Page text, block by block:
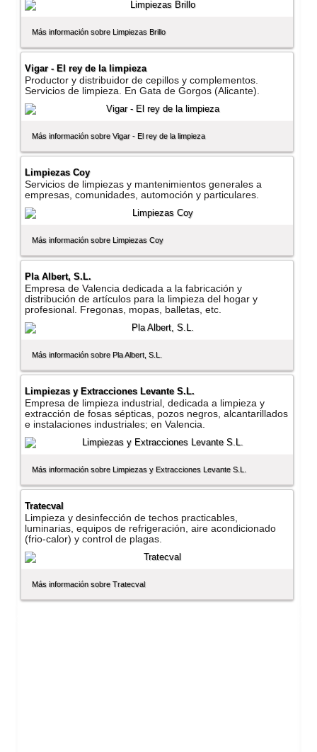
Más información sobre Limpiezas Brillo
Vigar - El rey de la limpieza
Productor y distribuidor de cepillos y complementos.
Servicios de limpieza. En Gata de Gorgos (Alicante).
Más información sobre Vigar - El rey de la limpieza
Limpiezas Coy
Servicios de limpiezas y mantenimientos generales a
empresas, comunidades, automoción y particulares.
Más información sobre Limpiezas Coy
Pla Albert, S.L.
Empresa de Valencia dedicada a la fabricación y
distribución de artí­culos para la limpieza del hogar y
profesional. Fregonas, mopas, balletas, etc.
Más información sobre Pla Albert, S.L.
Limpiezas y Extracciones Levante S.L.
Empresa de limpieza industrial, dedicada a limpieza y
extracción de fosas sépticas, pozos negros, alcantarillados
e instalaciones industriales; en Valencia.
Más información sobre Limpiezas y Extracciones Levante S.L.
Tratecval
Limpieza y desinfección de techos practicables,
luminarias, equipos de refrigeración, aire acondicionado
(frio-calor) y control de plagas.
Más información sobre Tratecval